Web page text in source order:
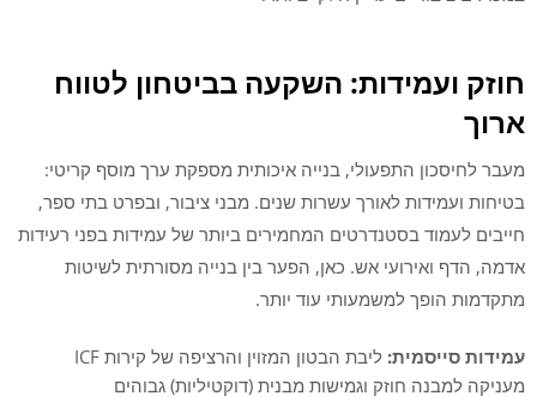
חוזק ועמידות: השקעה בביטחון לטווח
ארוך
מעבר לחיסכון התפעולי, בנייה איכותית מספקת ערך מוסף קריטי:
בטיחות ועמידות לאורך עשרות שנים. מבני ציבור, ובפרט בתי ספר,
חייבים לעמוד בסטנדרטים המחמירים ביותר של עמידות בפני רעידות
אדמה, הדף ואירועי אש. כאן, הפער בין בנייה מסורתית לשיטות
מתקדמות הופך למשמעותי עוד יותר.
עמידות סייסמית:
ליבת הבטון המזוין והרציפה של קירות ICF
מעניקה למבנה חוזק וגמישות מבנית (דוקטיליות) גבוהים